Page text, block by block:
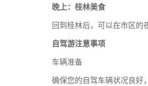
晚上：桂林美食
回到桂林后，可以在市区的
自驾游注意事项
车辆准备
确保您的自驾车辆状况良好